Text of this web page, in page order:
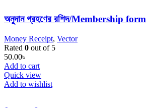
অনুদান গ্রহণের রশিদ/Membership form
Money Receipt, Vector
Rated 0 out of 5
50.00৳
Add to cart
Quick view
Add to wishlist